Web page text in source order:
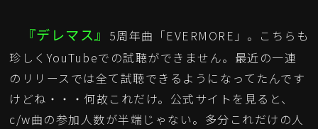
『デレマス』 5周年曲「EVERMORE」。こちらも
珍しくYouTubeでの試聴ができません。最近の一連
のリリースでは全て試聴できるようになってたんです
けどね・・・何故これだけ。公式サイトを見ると、
c/w曲の参加人数が半端じゃない。多分これだけの人